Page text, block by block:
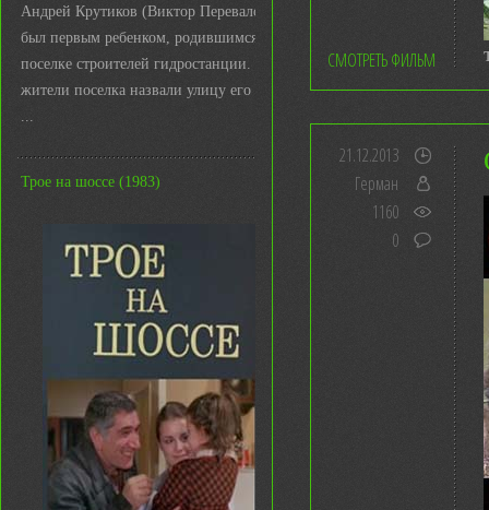
Андрей Крутиков (Виктор Перевалов)
был первым ребенком, родившимся в
поселке строителей гидростанции. И
жители поселка назвали улицу его име
...
Трое на шоссе (1983)
СМОТРЕТЬ ФИЛЬМ
21.12.2013
Герман
1160
0